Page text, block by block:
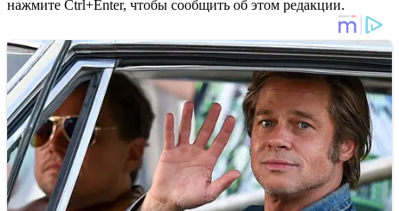
нажмите Ctrl+Enter, чтобы сообщить об этом редакции.